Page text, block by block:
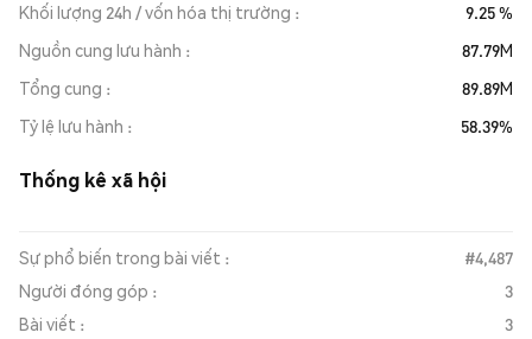
Khối lượng 24h / vốn hóa thị trường
9.25 %
Nguồn cung lưu hành
87.79M
Tổng cung
89.89M
Tỷ lệ lưu hành
58.39%
Thống kê xã hội
Sự phổ biến trong bài viết :
#4,487
Người đóng góp :
3
Bài viết :
3